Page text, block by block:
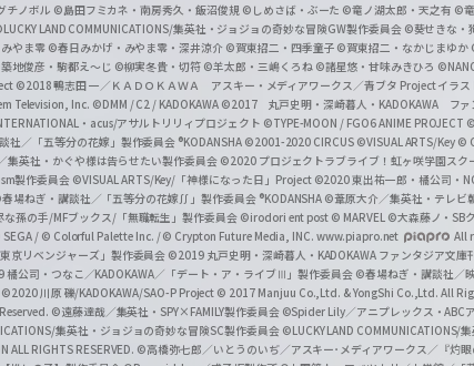
l
チノボル ©島田フミカネ・南房秀久・飯沼俊規 ©しめさば・ぶーた ©竜ノ湖太郎・天之有 ©
LAND COMMUNICATIONS/集英社・ジョジョの奇妙な冒険GW製作委員会 ©葵せきな・
やま零 ©春日みかげ・みやま零・深井涼介 ©賀東招二・四季童子 ©賀東招二・なかじまゆか
地俊彦・駒都え～じ ©柳実冬貴・切符 ©羊太郎・三嶋くろね ©諸星悠・甘味みきひろ
©2018 鴨志田 一／ＫＡＤＯＫＡＷＡ アスキー・メディアワークス／青ブタ Project イラス
Television, Inc. ©DMM / C2 / KADOKAWA ©2017 丸戸史明・深崎暮人・KADOKAWA ファ
・acus/アサルトリリィプロジェクト ©TYPE-MOON / FGO6 ANIME PROJECT
社／「五等分の花嫁」製作委員会 ®KODANSHA ©2001-2020 CIRCUS ©VISUAL ARTS/Key ©
集英社・かぐや様は告らせたい製作委員会 ©2020 プロジェクトラブライブ！虹ヶ咲学園スク
製作委員会 ©VISUAL ARTS/Key/「神様になった日」Project ©2020 東出祐一郎・橘公司・
場ねぎ・講談社／「五等分の花嫁∬」製作委員会 ®KODANSHA ©葦原大介／集英社・テレビ
孫の手/MFブックス/「無職転生」製作委員会 ©irodori ent post © MARVEL ©大森藤ノ・SB
/ © Colorful Palette Inc. / © Crypton Future Media, INC. www.piapro.net All
京リベンジャーズ」製作委員会 ©2019 丸戸史明・深崎暮人・KADOKAWA ファンタジア文庫
橘公司・つなこ／KADOKAWA／「デート・ア・ライブⅢ」製作委員会 ©春場ねぎ・講談社／
©2020 川原 礫/KADOKAWA/SAO-P Project © 2017 Manjuu Co.,Ltd. & YongShi Co.,Ltd. All
©遠藤達哉／集英社・SPY×FAMILY製作委員会 ©Spider Lily／アニプレックス・ABC
集英社・ジョジョの奇妙な冒険SC製作委員会 ©LUCKY LAND COMMUNICATIONS/
ALL RIGHTS RESERVED. ©高橋弥七郎／いとうのいぢ／アスキー･メディアワークス／『灼